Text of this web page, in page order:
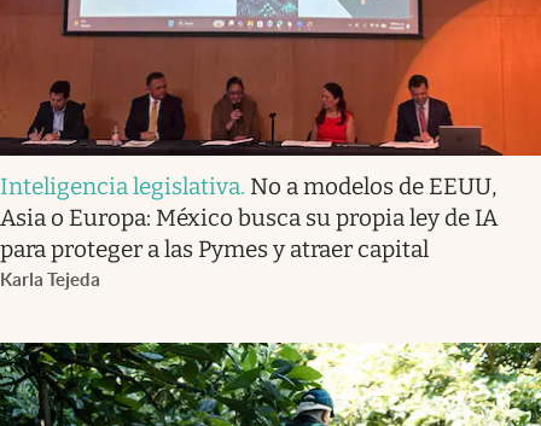
Inteligencia legislativa. No a modelos de EEUU,
Asia o Europa: México busca su propia ley de IA
para proteger a las Pymes y atraer capital
Karla Tejeda